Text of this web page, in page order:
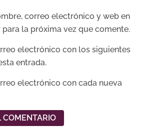
correo electrónico y web en
la próxima vez que comente.
electrónico con los siguientes
entrada.
electrónico con cada nueva